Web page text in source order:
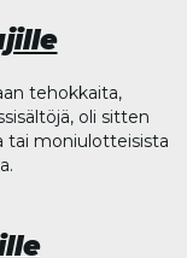
tehokkaita,
oli sitten
tai moniulotteisista